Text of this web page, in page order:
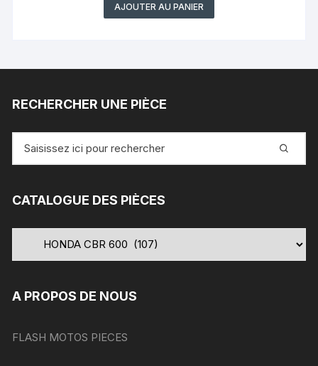
AJOUTER AU PANIER
RECHERCHER UNE PIÈCE
pour
CATALOGUE DES PIÈCES
A PROPOS DE NOUS
FLASH MOTOS PIECES